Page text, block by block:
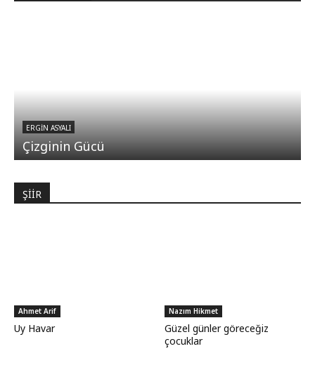
ERGIN ASYALI
Çizginin Gücü
ŞİİR
Ahmet Arif
Uy Havar
Nazım Hikmet
Güzel günler göreceğiz
çocuklar